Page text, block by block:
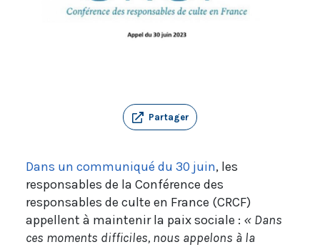
Partager
Dans un communiqué du 30 juin, les
responsables de la Conférence des
responsables de culte en France (CRCF)
appellent à maintenir la paix sociale : « Dans
ces moments difficiles, nous appelons à la